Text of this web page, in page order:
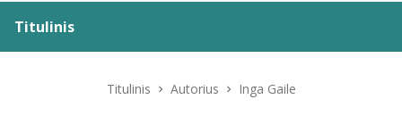
Titulinis
Titulinis Autorius Inga Gaile